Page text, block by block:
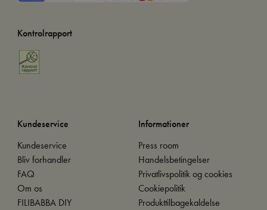
Kontrolrapport
Kundeservice
Kundeservice
Bliv forhandler
FAQ
Om os
FILIBABBA DIY
Informationer
Press room
Handelsbetingelser
Privatlivspolitik og cookies
Cookiepolitik
Produkttilbagekaldelse